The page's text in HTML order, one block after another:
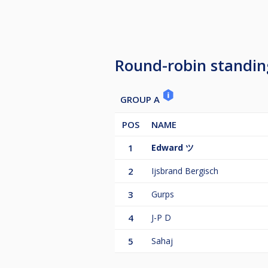
Arriving 15 minutes or more late
Arriving more than 30 minutes
*The tournament management
Round-robin
GROUP A
POS NAME
1
Edward ツ
2 Ijsbrand Bergisch
3 Gurps
4 J-P D
5 Sahaj